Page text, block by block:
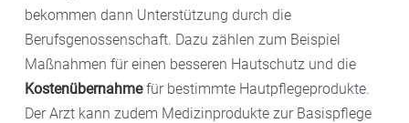
bekommen dann Unterstützung durch die
Berufsgenossenschaft. Dazu zählen zum Beispiel
Maßnahmen für einen besseren Hautschutz und die
Kostenübernahmefür bestimmte Hautpflegeprodukte.
Der Arzt kann zudem Medizinprodukte zur Basispflege